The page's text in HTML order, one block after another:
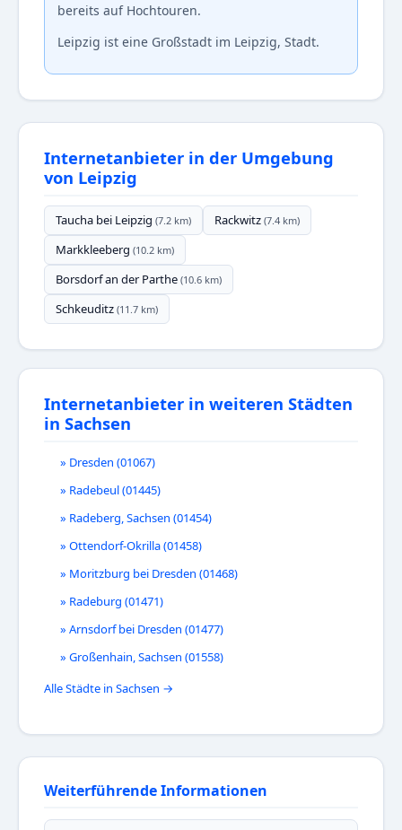
bereits auf Hochtouren.
Leipzig ist eine Großstadt im Leipzig, Stadt.
Internetanbieter in der Umgebung
von Leipzig
Taucha bei Leipzig (7.2 km) Rackwitz (7.4 km)
Markkleeberg (10.2 km)
Borsdorf an der Parthe (10.6 km)
Schkeuditz (11.7 km)
Internetanbieter in weiteren Städten
in Sachsen
» Dresden (01067)
» Radebeul (01445)
» Radeberg, Sachsen (01454)
» Ottendorf-Okrilla (01458)
» Moritzburg bei Dresden (01468)
» Radeburg (01471)
» Arnsdorf bei Dresden (01477)
» Großenhain, Sachsen (01558)
Alle Städte in Sachsen →
Weiterführende Informationen